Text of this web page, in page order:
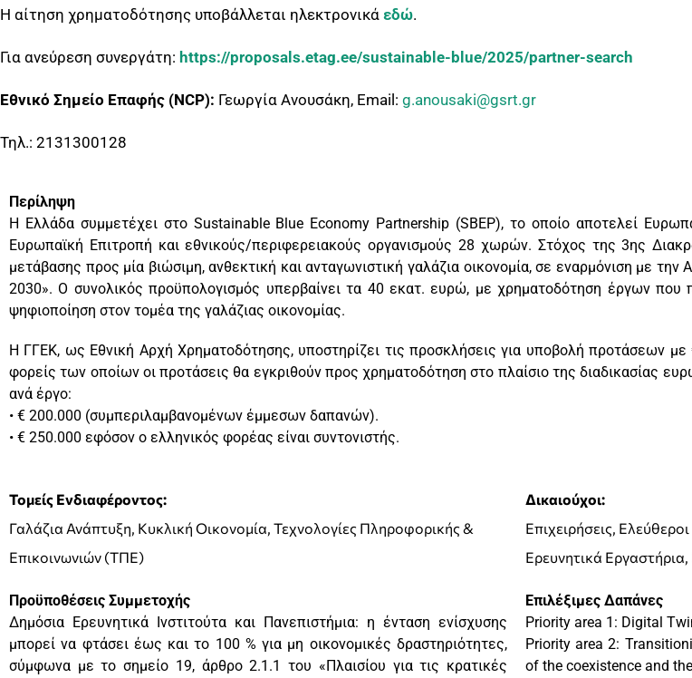
Η αίτηση χρηματοδότησης υποβάλλεται ηλεκτρονικά εδώ.
Για ανεύρεση συνεργάτη: https://proposals.etag.ee/sustainable-blue/2025/partner-search
Εθνικό Σημείο Επαφής (NCP): Γεωργία Ανουσάκη, Email: g.anousaki@gsrt.gr
Τηλ.: 2131300128
Περίληψη
Η Ελλάδα συμμετέχει στο Sustainable Blue Economy Partnership (SBEP), το οποίο αποτελεί
Ευρωπαϊκή Επιτροπή και εθνικούς/περιφερειακούς οργανισμούς 28 χωρών. Στόχος της 3ης
μετάβασης προς μία βιώσιμη, ανθεκτική και ανταγωνιστική γαλάζια οικονομία, σε εναρμόνιση με
2030». Ο συνολικός προϋπολογισμός υπερβαίνει τα 40 εκατ. ευρώ, με χρηματοδότηση έργων που
ψηφιοποίηση στον τομέα της γαλάζιας οικονομίας.
Η ΓΓΕΚ, ως Εθνική Αρχή Χρηματοδότησης, υποστηρίζει τις προσκλήσεις για υποβολή προτάσεων
φορείς των οποίων οι προτάσεις θα εγκριθούν προς χρηματοδότηση στο πλαίσιο της διαδικασίας
ανά έργο:
• € 200.000 (συμπεριλαμβανομένων έμμεσων δαπανών).
• € 250.000 εφόσον ο ελληνικός φορέας είναι συντονιστής.
Τομείς Ενδιαφέροντος:
Γαλάζια Ανάπτυξη, Κυκλική Οικονομία, Τεχνολογίες Πληροφορικής &
Επικοινωνιών (ΤΠΕ)
Δικαιούχοι:
Επιχειρήσεις,
Ερευνητικά
Προϋποθέσεις Συμμετοχής
Δημόσια Ερευνητικά Ινστιτούτα και Πανεπιστήμια: η ένταση ενίσχυσης
μπορεί να φτάσει έως και το 100 % για μη οικονομικές δραστηριότητες,
σύμφωνα με το σημείο 19, άρθρο 2.1.1 του «Πλαισίου για τις κρατικές
Επιλέξιμες Δαπάνες
Priority area 1: Digital
Priority area 2:
of the coexistence and